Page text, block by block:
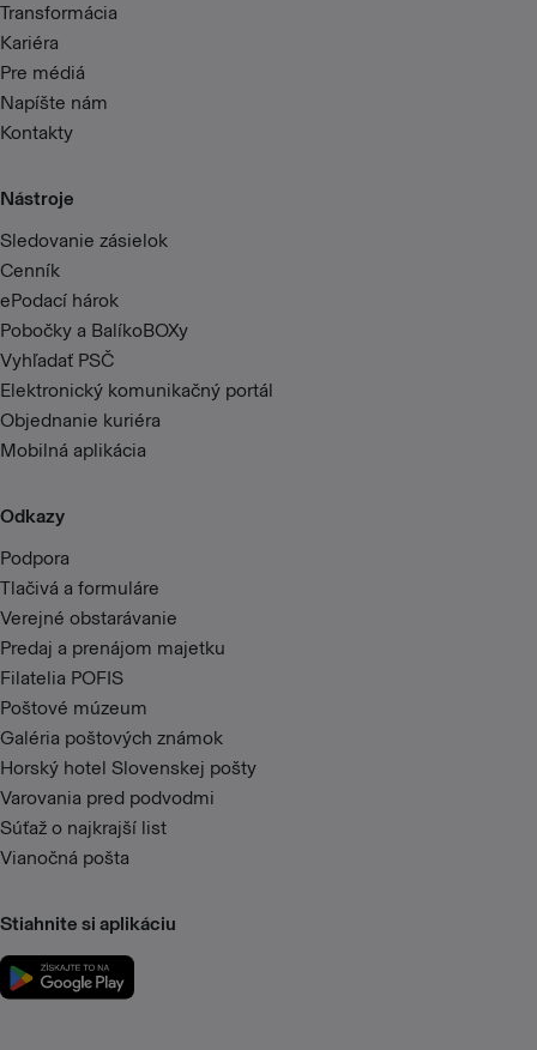
Transformácia
Kariéra
Pre médiá
Napíšte nám
Kontakty
Nástroje
Sledovanie zásielok
Cenník
ePodací hárok
Pobočky a BalíkoBOXy
Vyhľadať PSČ
Elektronický komunikačný portál
Objednanie kuriéra
Mobilná aplikácia
Odkazy
Podpora
Tlačivá a formuláre
Verejné obstarávanie
Predaj a prenájom majetku
Filatelia POFIS
Poštové múzeum
Galéria poštových známok
Horský hotel Slovenskej pošty
Varovania pred podvodmi
Súťaž o najkrajší list
Vianočná pošta
Stiahnite si aplikáciu